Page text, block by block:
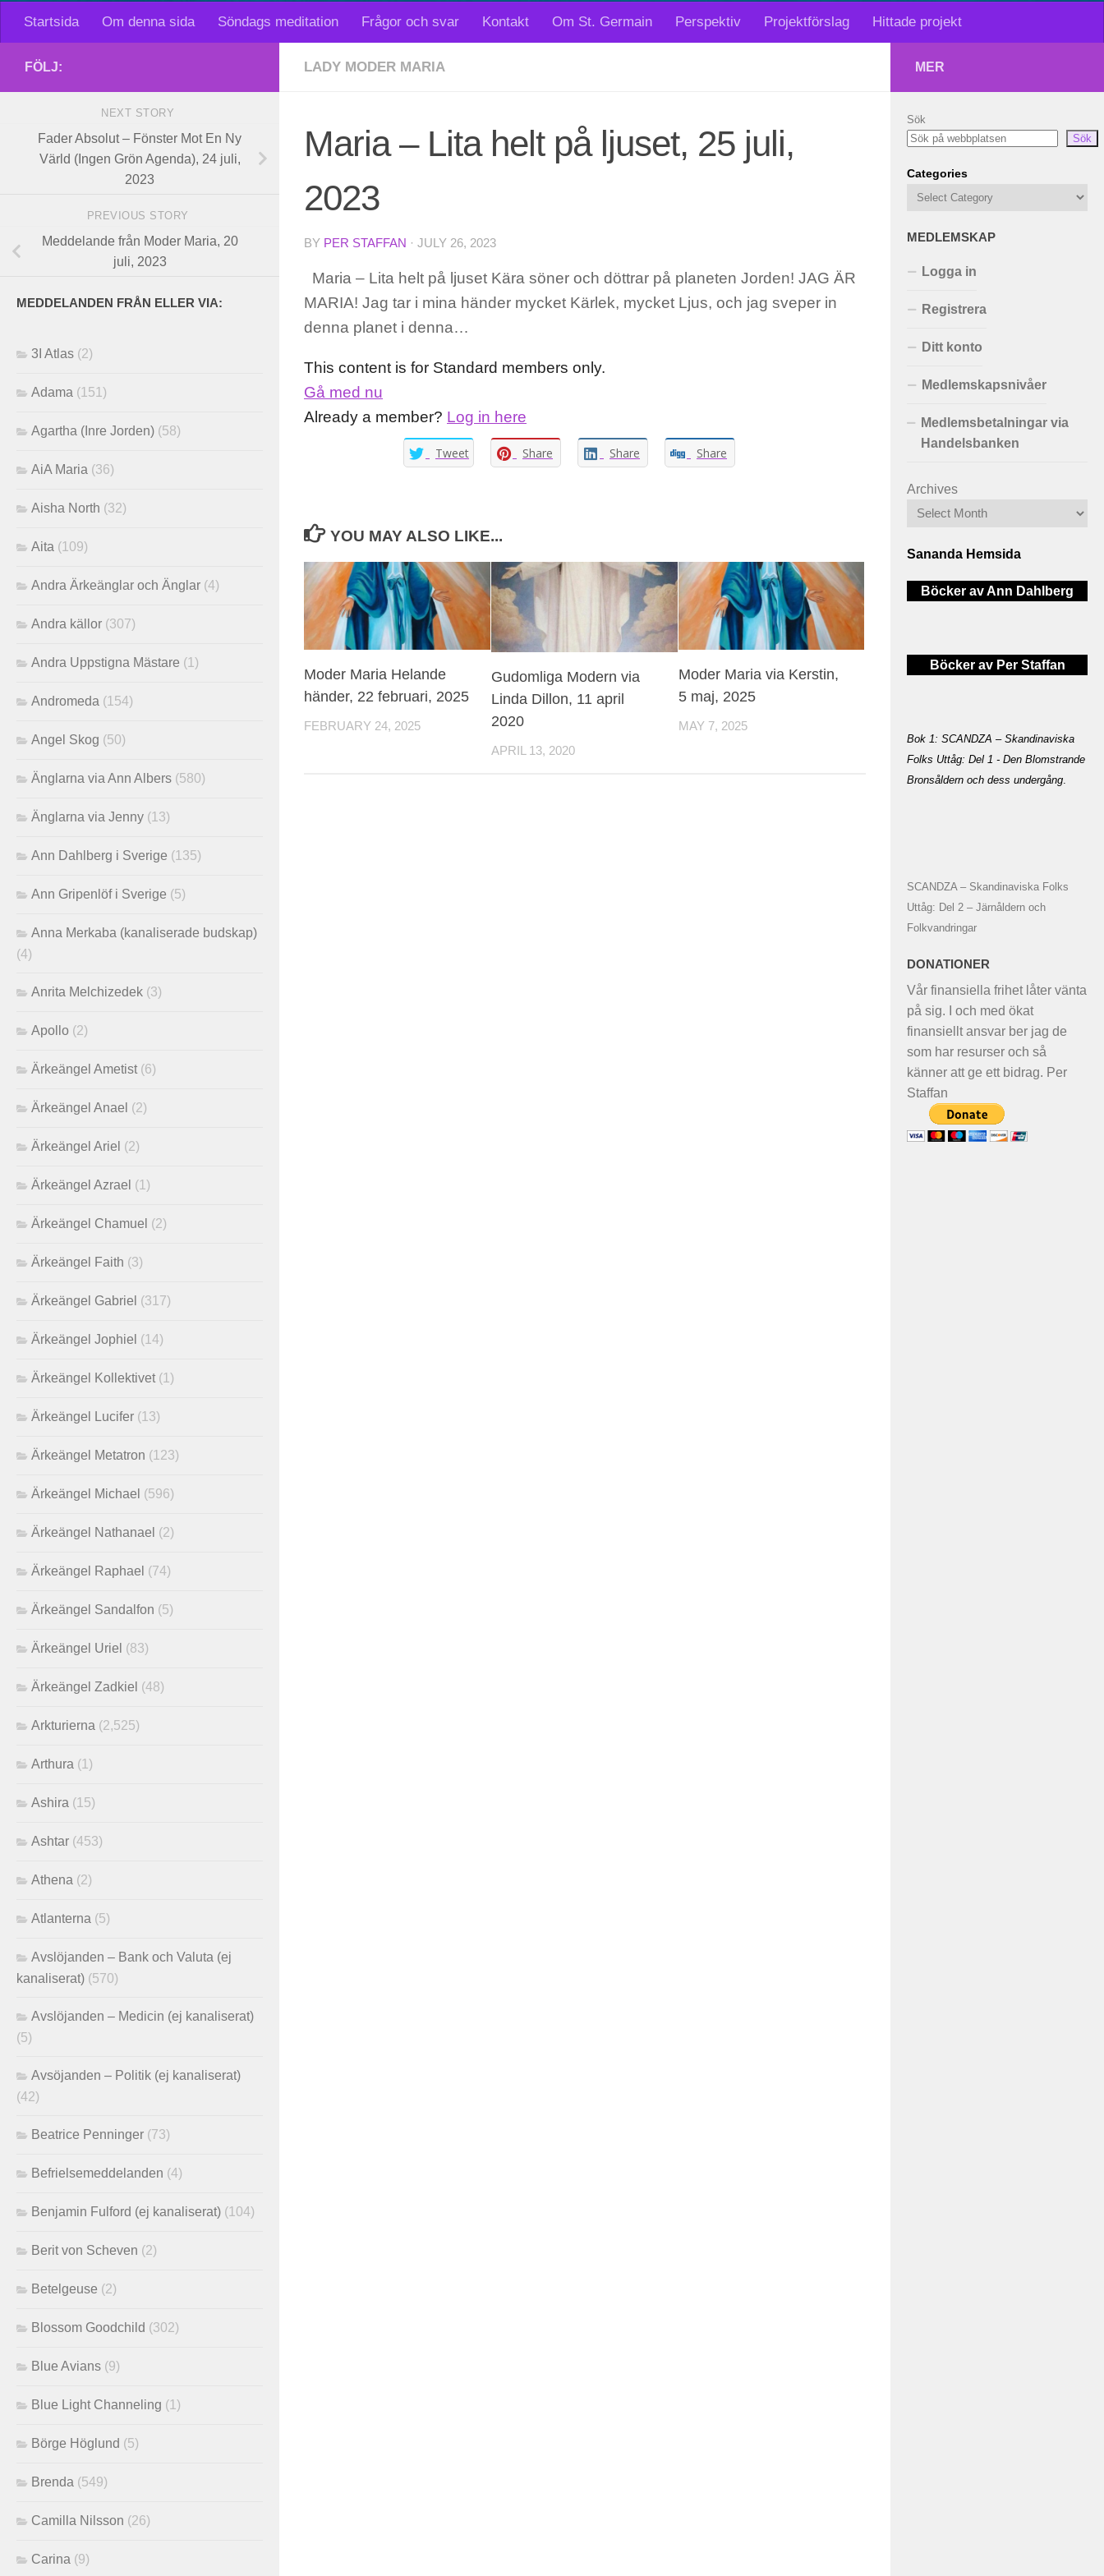
Startsida Om denna sida Söndags meditation Frågor och svar Kontakt Om St. Germain Perspektiv Projektförslag Hittade projekt
LADY MODER MARIA
Maria – Lita helt på ljuset, 25 juli,
2023
BY PER STAFFAN · JULY 26, 2023
Maria – Lita helt på ljuset Kära söner och döttrar på planeten Jorden! JAG ÄR
MARIA! Jag tar i mina händer mycket Kärlek, mycket Ljus, och jag sveper in
denna planet i denna…
This content is for Standard members only.
Gå med nu
Already a member? Log in here
Tweet Share Share Share
YOU MAY ALSO LIKE...
Moder Maria Helande
händer, 22 februari, 2025
FEBRUARY 24, 2025
Gudomliga Modern via
Linda Dillon, 11 april
2020
APRIL 13, 2020
Moder Maria via Kerstin,
5 maj, 2025
MAY 7, 2025
FÖLJ:
NEXT STORY
Fader Absolut – Fönster Mot En Ny
Värld (Ingen Grön Agenda), 24 juli,
2023
PREVIOUS STORY
Meddelande från Moder Maria, 20
juli, 2023
MEDDELANDEN FRÅN ELLER VIA:
3I Atlas (2)
Adama (151)
Agartha (Inre Jorden) (58)
AiA Maria (36)
Aisha North (32)
Aita (109)
Andra Ärkeänglar och Änglar (4)
Andra källor (307)
Andra Uppstigna Mästare (1)
Andromeda (154)
Angel Skog (50)
Änglarna via Ann Albers (580)
Änglarna via Jenny (13)
Ann Dahlberg i Sverige (135)
Ann Gripenlöf i Sverige (5)
Anna Merkaba (kanaliserade budskap)
(4)
Anrita Melchizedek (3)
Apollo (2)
Ärkeängel Ametist (6)
Ärkeängel Anael (2)
Ärkeängel Ariel (2)
Ärkeängel Azrael (1)
Ärkeängel Chamuel (2)
Ärkeängel Faith (3)
Ärkeängel Gabriel (317)
Ärkeängel Jophiel (14)
Ärkeängel Kollektivet (1)
Ärkeängel Lucifer (13)
Ärkeängel Metatron (123)
Ärkeängel Michael (596)
Ärkeängel Nathanael (2)
Ärkeängel Raphael (74)
Ärkeängel Sandalfon (5)
Ärkeängel Uriel (83)
Ärkeängel Zadkiel (48)
Arkturierna (2,525)
Arthura (1)
Ashira (15)
Ashtar (453)
Athena (2)
Atlanterna (5)
Avslöjanden – Bank och Valuta (ej
kanaliserat) (570)
Avslöjanden – Medicin (ej kanaliserat)
(5)
Avsöjanden – Politik (ej kanaliserat)
(42)
Beatrice Penninger (73)
Befrielsemeddelanden (4)
Benjamin Fulford (ej kanaliserat) (104)
Berit von Scheven (2)
Betelgeuse (2)
Blossom Goodchild (302)
Blue Avians (9)
Blue Light Channeling (1)
Börge Höglund (5)
Brenda (549)
Camilla Nilsson (26)
Carina (9)
MER
Sök
Sök
Categories
MEDLEMSKAP
Logga in
Registrera
Ditt konto
Medlemskapsnivåer
Medlemsbetalningar via
Handelsbanken
Archives
Sananda Hemsida
Böcker av Ann Dahlberg
Böcker av Per Staffan
Bok 1: SCANDZA – Skandinaviska
Folks Uttåg: Del 1 - Den Blomstrande
Bronsåldern och dess undergång.
SCANDZA – Skandinaviska Folks
Uttåg: Del 2 – Järnåldern och
Folkvandringar
DONATIONER
Vår finansiella frihet låter vänta
på sig. I och med ökat
finansiellt ansvar ber jag de
som har resurser och så
känner att ge ett bidrag. Per
Staffan